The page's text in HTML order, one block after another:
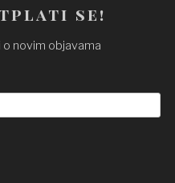
se!
novim objavama